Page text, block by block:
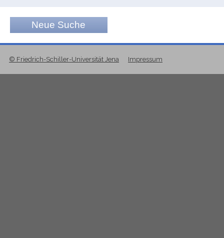
Neue Suche
© Friedrich-Schiller-Universität Jena Impressum